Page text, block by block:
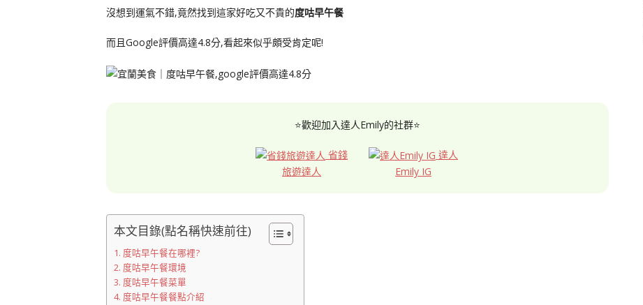
沒想到運氣不錯,竟然找到這家好吃又不貴的度咕早午餐
而且Google評價高達4.8分,看起來似乎頗受肯定呢!
⭐歡迎加入達人Emily的社群⭐
省錢
旅遊達人
達人
Emily IG
本文目錄(點名稱快速前往)
度咕早午餐在哪裡?
度咕早午餐環境
度咕早午餐菜單
度咕早午餐餐點介紹